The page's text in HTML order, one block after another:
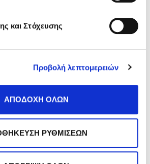
και Στόχευσης
Προβολή λεπτομερειών
ΑΠΟΔΟΧΗ ΟΛΩΝ
ΡΥΘΜΙΣΕΩΝ